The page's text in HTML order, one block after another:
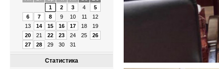
1
2 3 4
5
6
7 8 9 10 11
12
13
14 15 16 17 18
19
20
21 22 23 24 25
26
27
28 29 30 31
Статистика